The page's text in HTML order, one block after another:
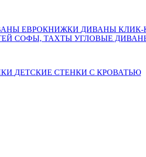
ЕВРОКНИЖКИ ДИВАНЫ КЛИК-
СОФЫ, ТАХТЫ УГЛОВЫЕ
ДЕТСКИЕ СТЕНКИ С КРОВАТЬЮ